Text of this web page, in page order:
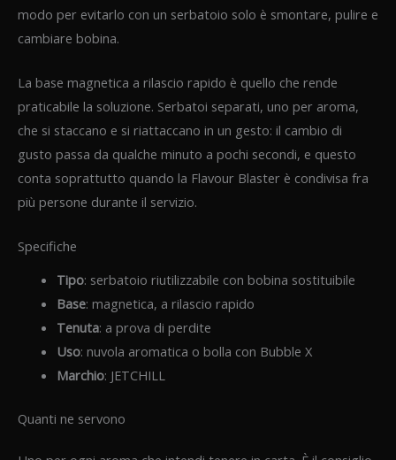
modo per evitarlo con un serbatoio solo è smontare, pulire e
cambiare bobina.
La base magnetica a rilascio rapido è quello che rende
praticabile la soluzione. Serbatoi separati, uno per aroma,
che si staccano e si riattaccano in un gesto: il cambio di
gusto passa da qualche minuto a pochi secondi, e questo
conta soprattutto quando la Flavour Blaster è condivisa fra
più persone durante il servizio.
Specifiche
Tipo: serbatoio riutilizzabile con bobina sostituibile
Base: magnetica, a rilascio rapido
Tenuta: a prova di perdite
Uso: nuvola aromatica o bolla con Bubble X
Marchio: JETCHILL
Quanti ne servono